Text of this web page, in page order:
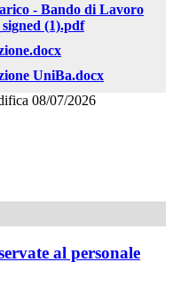
- Bando di Lavoro
(1).pdf
UniBa.docx
08/07/2026
al personale